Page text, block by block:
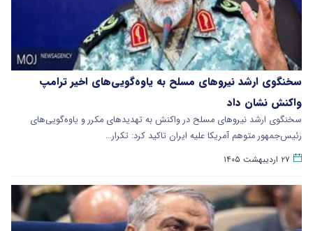
سخنگوی ارشد نیروهای مسلح به یاوه‌گویی‌های اخیر ترامپ
واکنش نشان داد
سخنگوی ارشد نیروهای مسلح در واکنش به تهدیدهای مکرر و یاوه‌گویی‌های
رئیس‌جمهور متوهم آمریکا علیه ایران تاکید کرد: تکرار…
۲۷ اردیبهشت ۱۴۰۵